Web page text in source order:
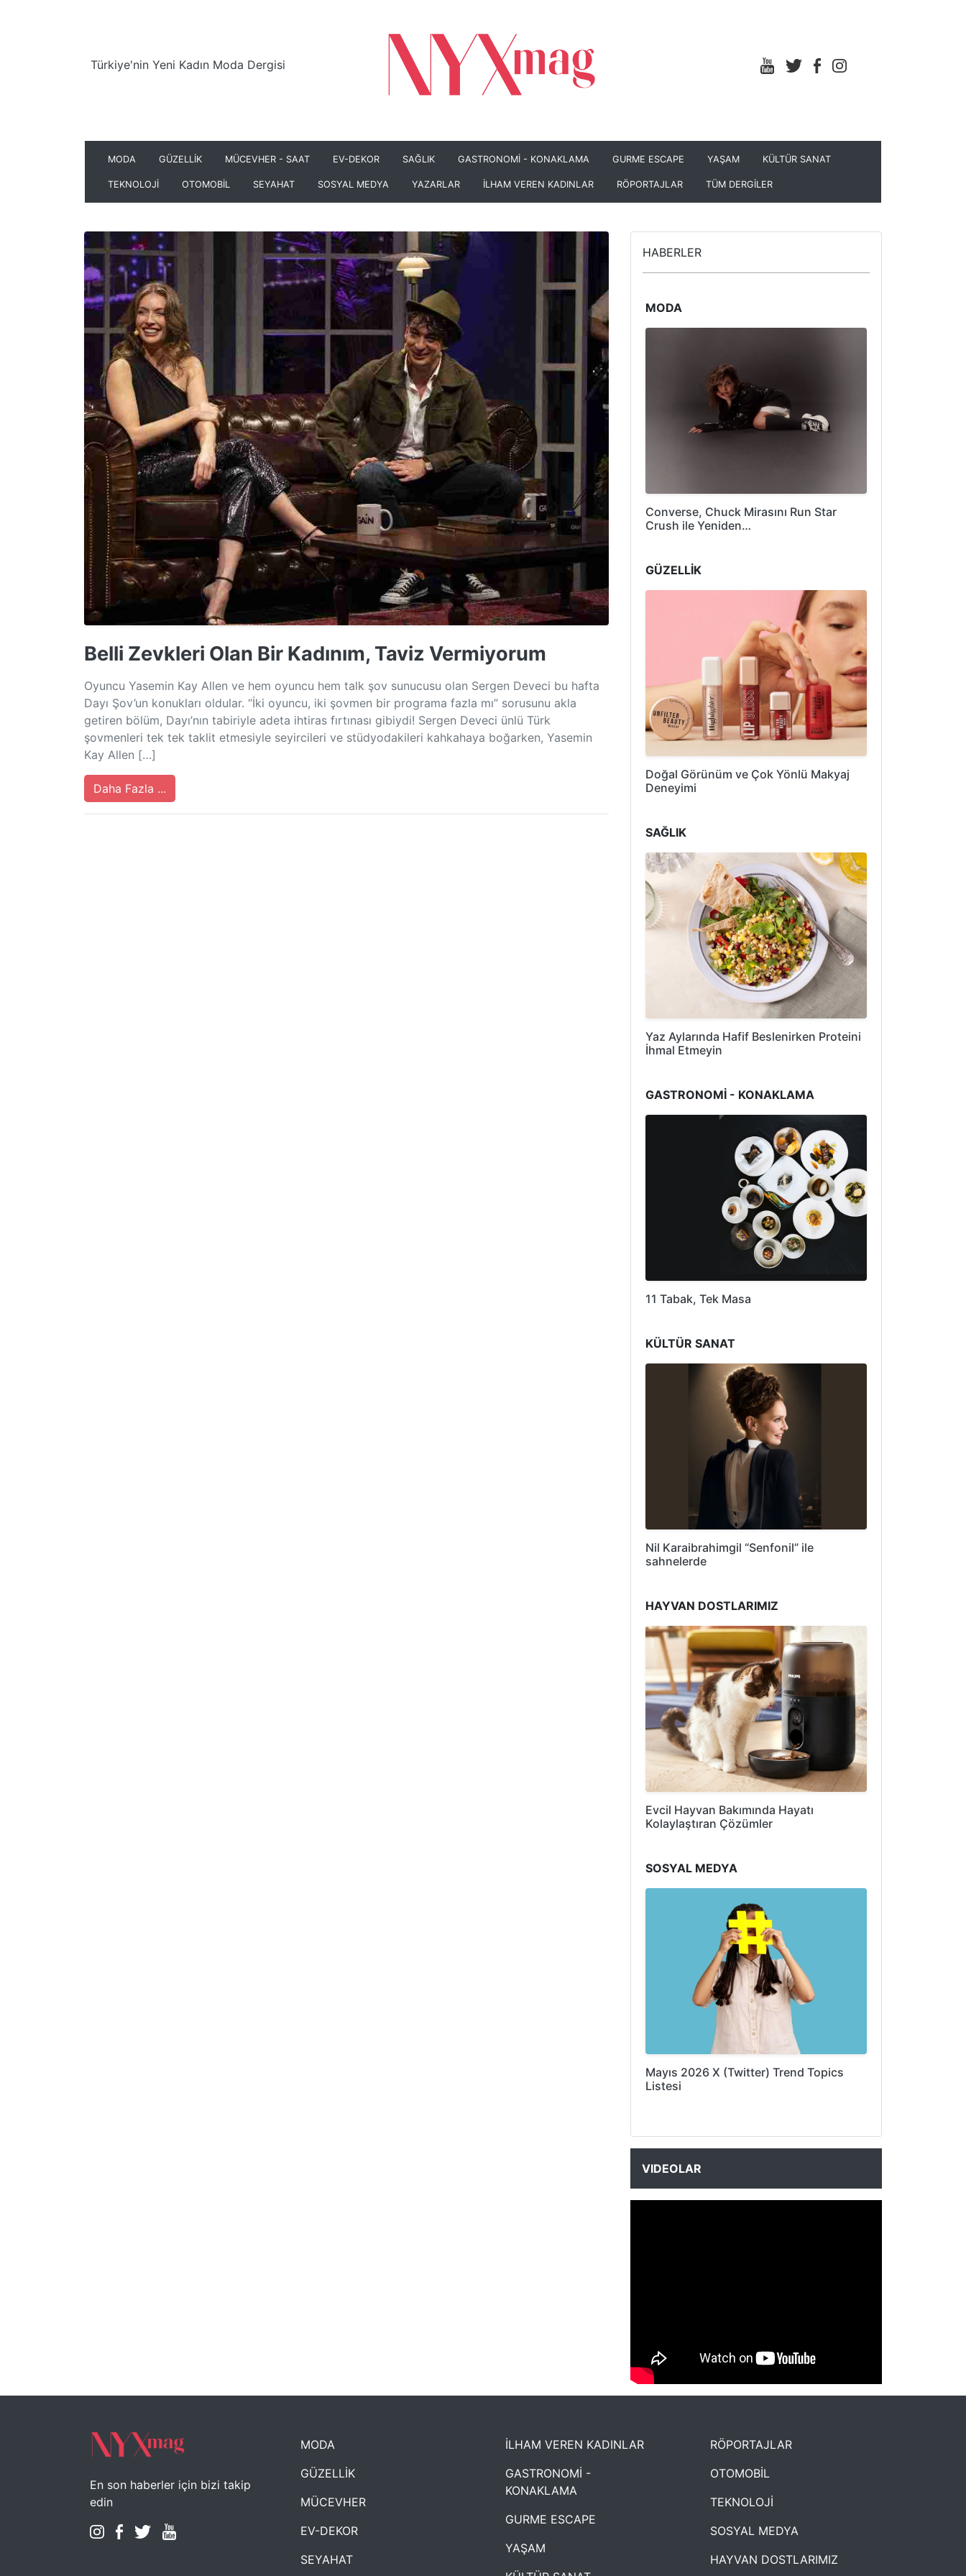
Türkiye'nin Yeni Kadın Moda Dergisi
MODA GÜZELLİK MÜCEVHER - SAAT EV-DEKOR SAĞLIK GASTRONOMİ - KONAKLAMA GURME ESCAPE YAŞAM KÜLTÜR SANAT
TEKNOLOJİ OTOMOBİL SEYAHAT SOSYAL MEDYA YAZARLAR İLHAM VEREN KADINLAR RÖPORTAJLAR TÜM DERGİLER
Belli Zevkleri Olan Bir Kadınım, Taviz Vermiyorum
Oyuncu Yasemin Kay Allen ve hem oyuncu hem talk şov sunucusu olan Sergen Deveci bu hafta
Dayı Şov’un konukları oldular. “İki oyuncu, iki şovmen bir programa fazla mı” sorusunu akla
getiren bölüm, Dayı’nın tabiriyle adeta ihtiras fırtınası gibiydi! Sergen Deveci ünlü Türk
şovmenleri tek tek taklit etmesiyle seyircileri ve stüdyodakileri kahkahaya boğarken, Yasemin
Kay Allen […]
Daha Fazla ...
HABERLER
MODA
Converse, Chuck Mirasını Run Star
Crush ile Yeniden…
GÜZELLİK
Doğal Görünüm ve Çok Yönlü Makyaj
Deneyimi
SAĞLIK
Yaz Aylarında Hafif Beslenirken Proteini
İhmal Etmeyin
GASTRONOMİ - KONAKLAMA
11 Tabak, Tek Masa
KÜLTÜR SANAT
Nil Karaibrahimgil “Senfonil” ile
sahnelerde
HAYVAN DOSTLARIMIZ
Evcil Hayvan Bakımında Hayatı
Kolaylaştıran Çözümler
SOSYAL MEDYA
Mayıs 2026 X (Twitter) Trend Topics
Listesi
VIDEOLAR
NYXmag 2. Yaş Kutlama Etkinliği
En son haberler için bizi takip
edin
MODA
GÜZELLİK
MÜCEVHER
EV-DEKOR
SEYAHAT
İLHAM VEREN KADINLAR
GASTRONOMİ -
KONAKLAMA
GURME ESCAPE
YAŞAM
RÖPORTAJLAR
OTOMOBİL
TEKNOLOJİ
SOSYAL MEDYA
HAYVAN DOSTLARIMIZ